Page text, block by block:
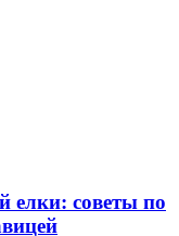
елки: советы по